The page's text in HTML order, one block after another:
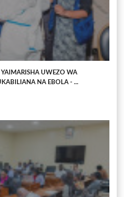
UWEZO WA
NA EBOLA - ...